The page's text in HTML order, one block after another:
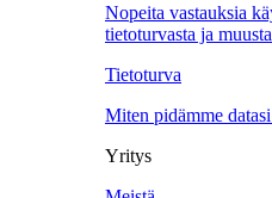
Nopeita vastauksia
tietoturvasta ja muusta
Tietoturva
Miten pidämme
Yritys